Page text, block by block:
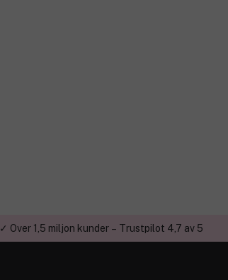
✓ Över 1,5 miljon kunder – Trustpilot 4,7 av 5